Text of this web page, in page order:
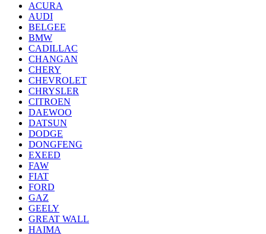
ACURA
AUDI
BELGEE
BMW
CADILLAC
CHANGAN
CHERY
CHEVROLET
CHRYSLER
CITROEN
DAEWOO
DATSUN
DODGE
DONGFENG
EXEED
FAW
FIAT
FORD
GAZ
GEELY
GREAT WALL
HAIMA